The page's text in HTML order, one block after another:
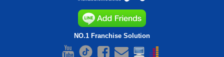
NO.1 Franchise Solution